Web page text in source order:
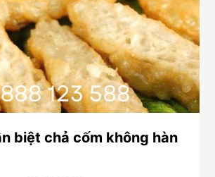
biệt chả cốm không hàn